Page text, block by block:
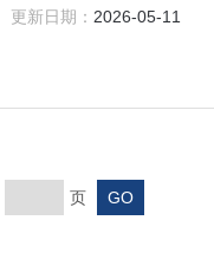
更新日期： 2026-05-11
页